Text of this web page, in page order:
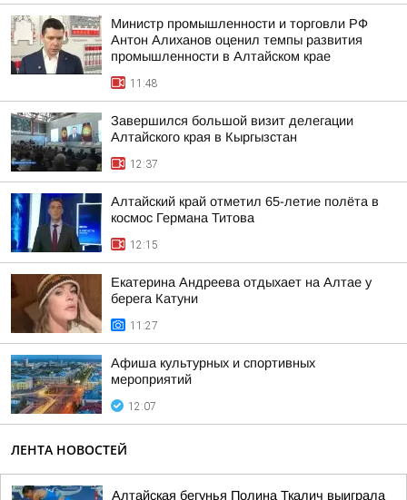
Министр промышленности и торговли РФ
Антон Алиханов оценил темпы развития
промышленности в Алтайском крае
11:48
Завершился большой визит делегации
Алтайского края в Кыргызстан
12:37
Алтайский край отметил 65-летие полёта в
космос Германа Титова
12:15
Екатерина Андреева отдыхает на Алтае у
берега Катуни
11:27
Афиша культурных и спортивных
мероприятий
12:07
ЛЕНТА НОВОСТЕЙ
Алтайская бегунья Полина Ткалич выиграла